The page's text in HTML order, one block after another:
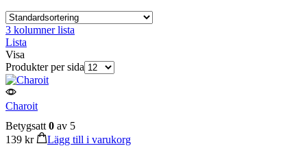
3 kolumner lista
Lista
Visa
Produkter per sida
Charoit
Betygsatt 0 av 5
139 kr
Lägg till i varukorg